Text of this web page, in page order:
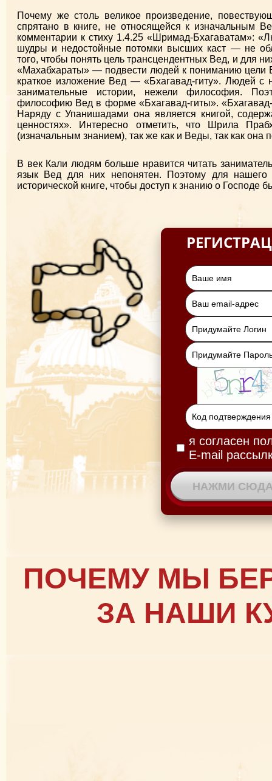
Почему же столь великое произведение,
спрятано в книге, не относящейся к изначальным
комментарии к стиху 1.4.25 «Шримад-Бхагаватам»:
шудры и недостойные потомки высших каст — не
того, чтобы понять цель трансцендентных Вед, и для
«Махабхараты» — подвести людей к пониманию цели
краткое изложение Вед — «Бхагавад-гиту». Людей с
занимательные истории, нежели философия.
философию Вед в форме «Бхагавад-гиты». «Бхагавад-
Наряду с Упанишадами она является книгой,
ценностях». Интересно отметить, что Шрила
(изначальным знанием), так же как и Веды, так как
В век Кали людям больше нравится читать
язык Вед для них непонятен. Поэтому для
исторической книге, чтобы доступ к знанию о Господе
я согласен
E-mail
ПОЧЕМУ МЫ
ЗА НАШИ